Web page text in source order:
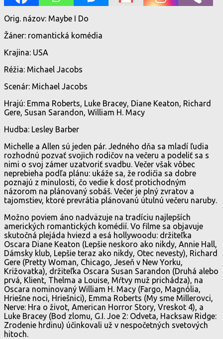
Orig. názov: Maybe I Do
Žáner: romantická komédia
Krajina: USA
Réžia: Michael Jacobs
Scenár: Michael Jacobs
Hrajú: Emma Roberts, Luke Bracey, Diane Keaton, Richard
Gere, Susan Sarandon, William H. Macy
Hudba: Lesley Barber
Michelle a Allen sú jeden pár. Jedného dňa sa mladí ľudia
rozhodnú pozvať svojich rodičov na večeru a podeliť sa s
nimi o svoj zámer uzatvoriť svadbu. Večer však vôbec
neprebieha podľa plánu: ukáže sa, že rodičia sa dobre
poznajú z minulosti, čo vedie k dosť protichodným
názorom na plánovaný sobáš. Večer je plný zvratov a
tajomstiev, ktoré prevrátia plánovanú útulnú večeru naruby.
Možno poviem áno nadväzuje na tradíciu najlepších
amerických romantických komédií. Vo filme sa objavuje
skutočná plejáda hviezd a esá hollywoodu: držiteľka
Oscara Diane Keaton (Lepšie neskoro ako nikdy, Annie Hall,
Dámsky klub, Lepšie teraz ako nikdy, Otec nevesty), Richard
Gere (Pretty Woman, Chicago, Jeseň v New Yorku,
Križovatka), držiteľka Oscara Susan Sarandon (Druhá alebo
prvá, Klient, Thelma a Louise, Mŕtvy muž prichádza), na
Oscara nominovaný William H. Macy (Fargo, Magnólia,
Hriešne noci, Hriešnici), Emma Roberts (My sme Millerovci,
Nerve: Hra o život, American Horror Story, Vreskot 4), a
Luke Bracey (Bod zlomu, G.I. Joe 2: Odveta, Hacksaw Ridge:
Zrodenie hrdinu) účinkovali už v nespočetných svetových
hitoch.